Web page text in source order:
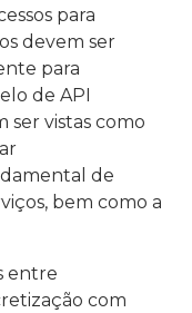
para
devem ser
para
de API
ser vistas como
de
bem como a
entre
com